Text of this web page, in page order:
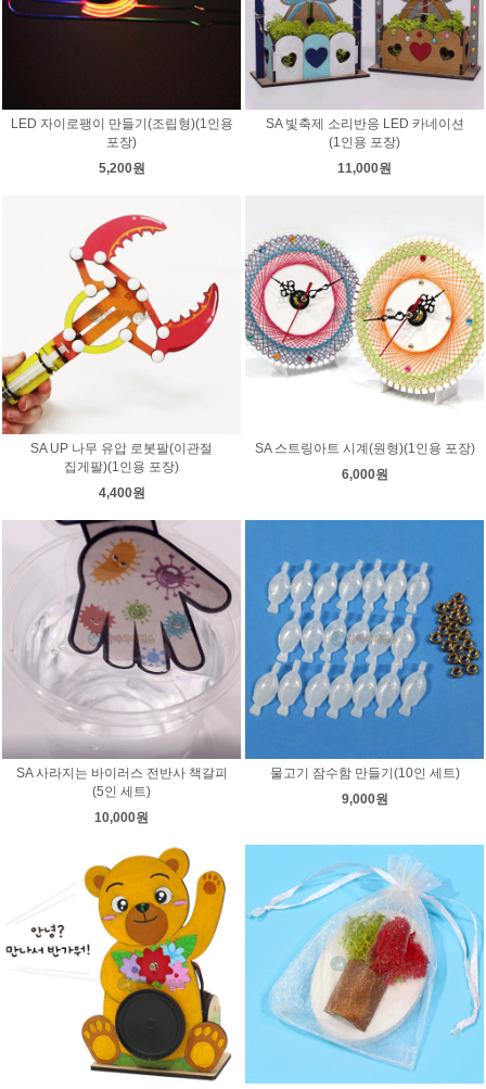
LED 자이로팽이 만들기(조립형)(1인용
포장)
5,200원
SA 빛축제 소리반응 LED 카네이션
(1인용 포장)
11,000원
SA UP 나무 유압 로봇팔(이관절
집게팔)(1인용 포장)
4,400원
SA 스트링아트 시계(원형)(1인용 포장)
6,000원
SA 사라지는 바이러스 전반사 책갈피
(5인 세트)
10,000원
물고기 잠수함 만들기(10인 세트)
9,000원